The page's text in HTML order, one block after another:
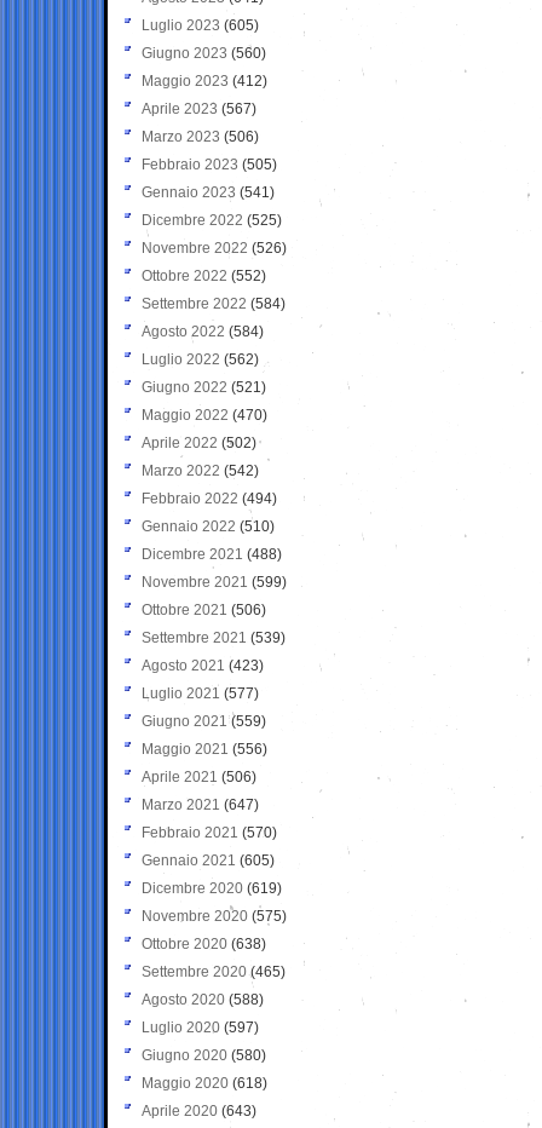
Luglio 2023 (605)
Giugno 2023 (560)
Maggio 2023 (412)
Aprile 2023 (567)
Marzo 2023 (506)
Febbraio 2023 (505)
Gennaio 2023 (541)
Dicembre 2022 (525)
Novembre 2022 (526)
Ottobre 2022 (552)
Settembre 2022 (584)
Agosto 2022 (584)
Luglio 2022 (562)
Giugno 2022 (521)
Maggio 2022 (470)
Aprile 2022 (502)
Marzo 2022 (542)
Febbraio 2022 (494)
Gennaio 2022 (510)
Dicembre 2021 (488)
Novembre 2021 (599)
Ottobre 2021 (506)
Settembre 2021 (539)
Agosto 2021 (423)
Luglio 2021 (577)
Giugno 2021(559)
Maggio 2021 (556)
Aprile 2021 (506)
Marzo 2021 (647)
Febbraio 2021 (570)
Gennaio 2021 (605)
Dicembre 2020 (619)
Novembre 2020 (575)
Ottobre 2020 (638)
Settembre 2020(465)
Agosto 2020 (588)
Luglio 2020 (597)
Giugno 2020 (580)
Maggio 2020 (618)
Aprile 2020 (643)